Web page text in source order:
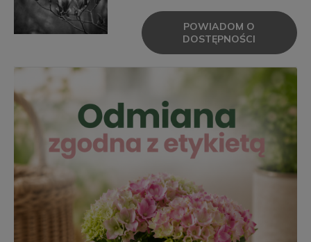
POWIADOM O
DOSTĘPNOŚCI